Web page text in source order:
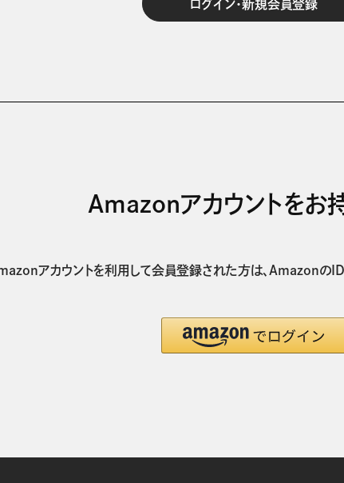
Amazonアカウントをお
アカウントを利用して会員登録された方は、 AmazonのID